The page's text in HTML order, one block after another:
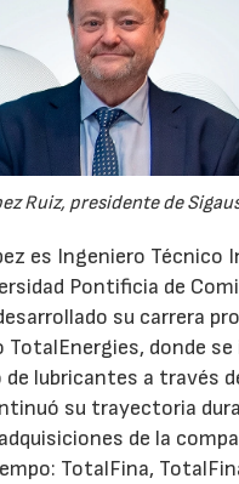
Ruiz, presidente de
es Ingeniero Técnico
Pontificia de
su carrera
TotalEnergies, donde
de lubricantes a través
su trayectoria
de la
TotalFina,